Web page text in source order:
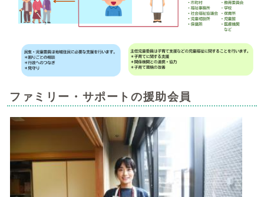
ファミリー・サポートの援助会員